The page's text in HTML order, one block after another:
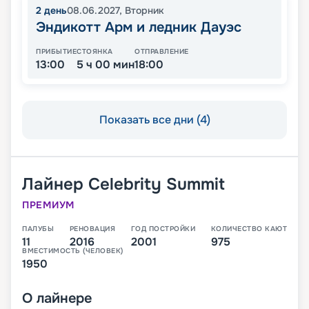
2 день08.06.2027, Вторник
Эндикотт Арм и ледник Дауэс
ПРИБЫТИЕ
13:00
СТОЯНКА
5 ч 00 мин
ОТПРАВЛЕНИЕ
18:00
Показать все дни (4)
Лайнер Celebrity Summit
ПРЕМИУМ
ПАЛУБЫ
11
РЕНОВАЦИЯ
2016
ГОД ПОСТРОЙКИ
2001
КОЛИЧЕСТВО КАЮТ
975
ВМЕСТИМОСТЬ (ЧЕЛОВЕК)
1950
О лайнере